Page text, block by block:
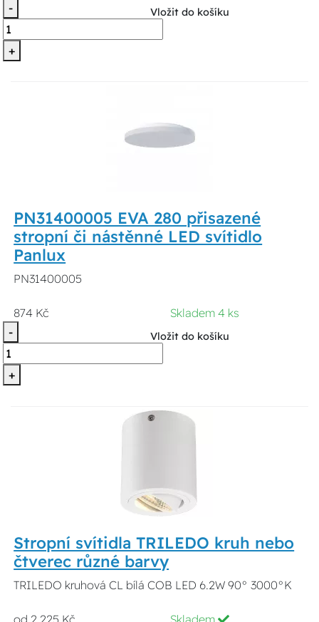
-
+
Vložit do košíku
PN31400005 EVA 280 přisazené
stropní či nástěnné LED svítidlo
Panlux
PN31400005
874 Kč
Skladem 4 ks
-
+
Vložit do košíku
Stropní svítidla TRILEDO kruh nebo
čtverec různé barvy
TRILEDO kruhová CL bílá COB LED 6.2W 90° 3000°K
od 2 225 Kč Skladem